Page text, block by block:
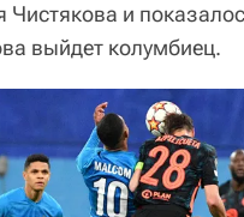
Чистякова и
выйдет колумбиец.